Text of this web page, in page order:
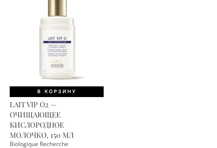
В КОРЗИНУ
LAIT VIP O2 —
ОЧИЩАЮЩЕЕ
КИСЛОРОДНОЕ
МОЛОЧКО, 150 МЛ
Biologique Recherche